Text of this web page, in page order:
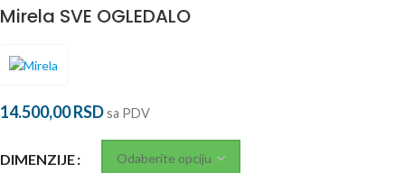
Mirela SVE OGLEDALO
14.500,00RSDsa PDV
DIMENZIJE